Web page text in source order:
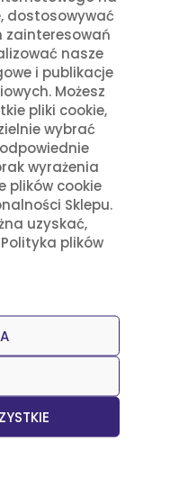
dostosowywać
zainteresowań
nasze
i publikacje
Możesz
pliki cookie,
wybrać
wyrażenia
plików cookie
Sklepu.
uzyskać,
plików
całej Europy